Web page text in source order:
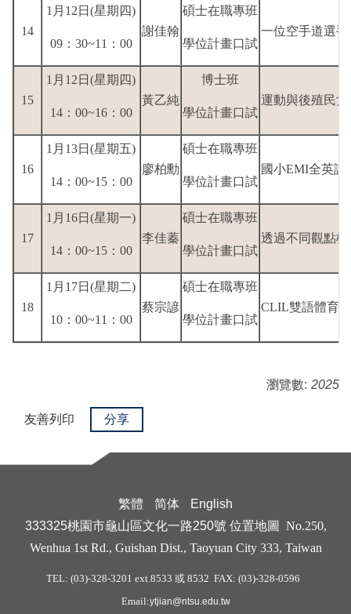
14
1月12日(星期四)
09：30~11：00
謝佳翰
碩士在職專班
學位計畫口試
一位空手道選
15
1月12日(星期四)
14：00~16：00
黃乙純
博士班
學位計畫口試
運動與後殖民
16
1月13日(星期五)
14：00~15：00
廖柏勳
碩士在職專班
學位計畫口試
國小EMI全英語
17
1月16日(星期一)
14：00~15：00
李佳蓁
碩士在職專班
學位計畫口試
透過不同觀點
18
1月17日(星期二)
10：00~11：00
蔡宗諺
碩士在職專班
學位計畫口試
CLIL雙語體育
瀏覽數: 2025
友善列印 分享
繁體 简体
English
333325桃園市龜山區文化一路250號 位置地圖
No.250,
Wenhua 1st Rd., Guishan Dist., Taoyuan City 333, Taiwan
TEL: (03)-328-3201 ext.8533 或 8532 FAX: (03)-328-0596
Email:ytjian@ntsu.edu.tw